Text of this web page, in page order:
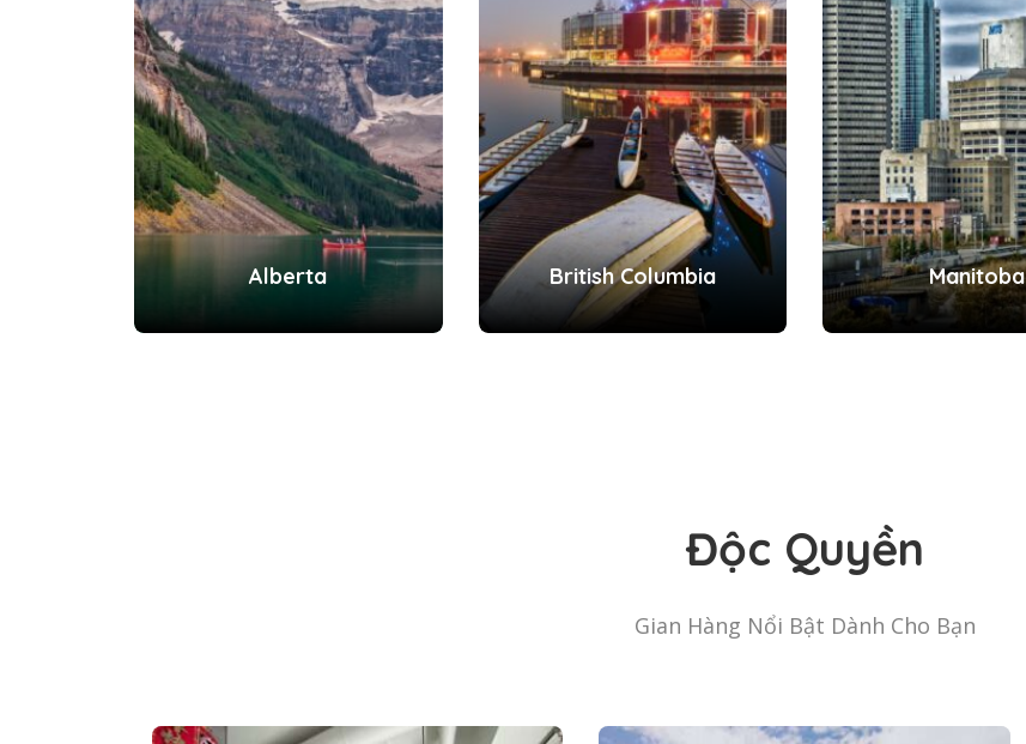
Alberta British Columbia Manitoba
Độc Quyền
Gian Hàng Nổi Bật Dành Cho Bạn